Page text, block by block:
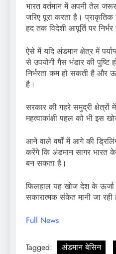
भारत वर्तमान में अपनी तेल
जरिए पूरा करता है।
हद तक विदेशी आपूर्ति पर निर्भर
ऐसे में यदि अंडमान क्षेत्र में
से उपयोगी गैस भंडार की पुष्टि
निर्भरता कम हो सकती है और
है।
सरकार की गहरे समुद्री
महत्वाकांक्षी पहल को भी इस
आने वाले वर्षों में आगे की
करेंगे कि अंडमान सागर भारत
बन सकता है।
फिलहाल यह खोज देश के ऊर्जा
सकारात्मक संकेत मानी जा रही
Full News
Tagged: अंडमान बेसिन